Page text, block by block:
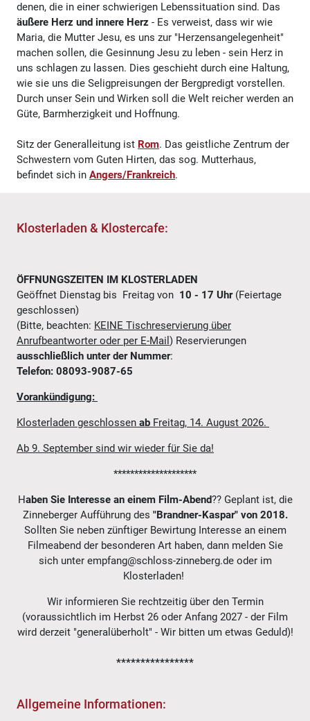
denen, die in einer schwierigen Lebenssituation sind. Das
äußere Herz und innere Herz - Es verweist, dass wir wie
Maria, die Mutter Jesu, es uns zur "Herzensangelegenheit"
machen sollen, die Gesinnung Jesu zu leben - sein Herz in
uns schlagen zu lassen. Dies geschieht durch eine Haltung,
wie sie uns die Seligpreisungen der Bergpredigt vorstellen.
Durch unser Sein und Wirken soll die Welt reicher werden an
Güte, Barmherzigkeit und Hoffnung.
Sitz der Generalleitung ist Rom. Das geistliche Zentrum der
Schwestern vom Guten Hirten, das sog. Mutterhaus,
befindet sich in Angers/Frankreich.
Klosterladen & Klostercafe:
ÖFFNUNGSZEITEN IM KLOSTERLADEN
Geöffnet Dienstag bis Freitag von 10 - 17 Uhr (Feiertage
geschlossen)
(Bitte, beachten: KEINE Tischreservierung über
Anrufbeantworter oder per E-Mail ) Reservierungen
ausschließlich unter der Nummer:
Telefon: 08093-9087-65
Vorankündigung:
Klosterladen geschlossen ab Freitag, 14. August 2026.
Ab 9. September sind wir wieder für Sie da!
********************
Haben Sie Interesse an einem Film-Abend?? Geplant ist, die
Zinneberger Aufführung des "Brandner-Kaspar" von 2018.
Sollten Sie neben zünftiger Bewirtung Interesse an einem
Filmeabend der besonderen Art haben, dann melden Sie
sich unter empfang@schloss-zinneberg.de oder im
Klosterladen!
Wir informieren Sie rechtzeitig über den Termin
(voraussichtlich im Herbst 26 oder Anfang 2027 - der Film
wird derzeit "generalüberholt" - Wir bitten um etwas Geduld)!
****************
Allgemeine Informationen: